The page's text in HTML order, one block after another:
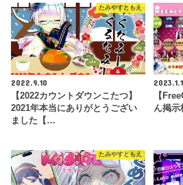
たみやすともえ
2022.9.10
【2022カウントダウンこたつ】
2021年本当にありがとうござい
ました【…
【
ん掲示
たみやすともえ